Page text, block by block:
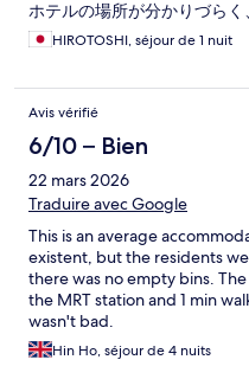
ホテルの場所が分かりづらく、
HIROTOSHI, séjour de 1 nuit
Avis vérifié
6/10 – Bien
22 mars 2026
Traduire avec Google
This is an average
existent, but the residents
there was no empty bins.
the MRT station and 1 min
wasn't bad.
Hin Ho, séjour de 4 nuits